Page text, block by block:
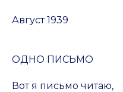
Август 1939
ОДНО ПИСЬМО
Вот я письмо читаю,